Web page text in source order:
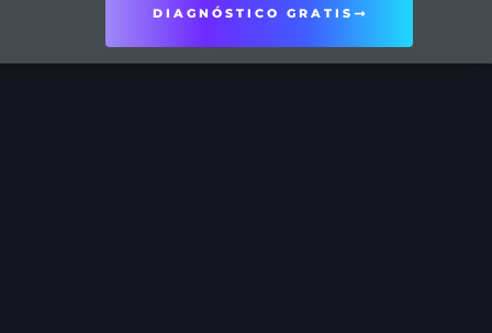
DIAGNÓSTICO GRATIS